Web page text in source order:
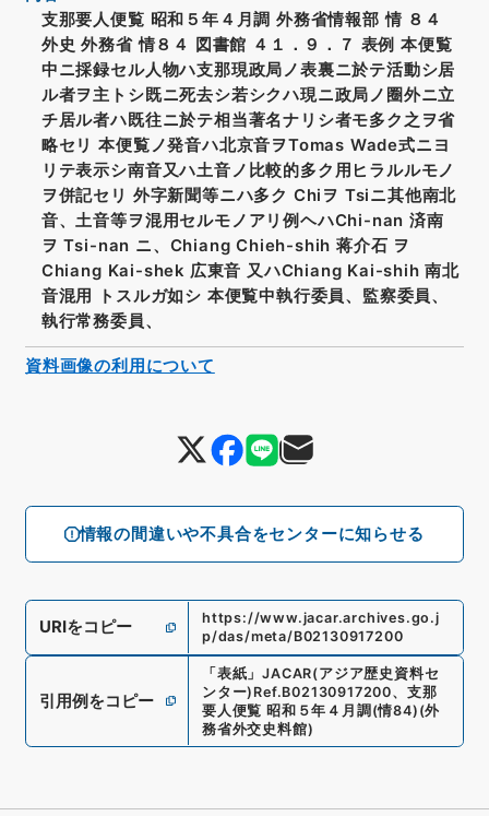
情報の間違いや不具合をセンターに知らせる
支那要人便覧 昭和５年４月調 外務省情報部 情 ８４
外史 外務省 情８４ 図書館 ４１．９．７ 表例 本便覧
中ニ採録セル人物ハ支那現政局ノ表裏ニ於テ活動シ居
ル者ヲ主トシ既ニ死去シ若シクハ現ニ政局ノ圈外ニ立
チ居ル者ハ既往ニ於テ相当著名ナリシ者モ多ク之ヲ省
略セリ 本便覧ノ発音ハ北京音ヲTomas Wade式ニヨ
リテ表示シ南音又ハ土音ノ比較的多ク用ヒラルルモノ
ヲ併記セリ 外字新聞等ニハ多ク Chiヲ Tsiニ其他南北
音、土音等ヲ混用セルモノアリ例ヘハChi-nan 済南
ヲ Tsi-nan ニ、Chiang Chieh-shih 蒋介石 ヲ
Chiang Kai-shek 広東音 又ハChiang Kai-shih 南北
音混用 トスルガ如シ 本便覧中執行委員、監察委員、
執行常務委員、
URIをコピー
https://www.jacar.archives.go.j
p/das/meta/B02130917200
引用例をコピー
「表紙 」JACAR(アジア歴史資料セ
ンター) Ref.B02130917200、 支那
要人便覧 昭和５年４月調(情84) (外
務省外交史料館)
資料画像の利用について